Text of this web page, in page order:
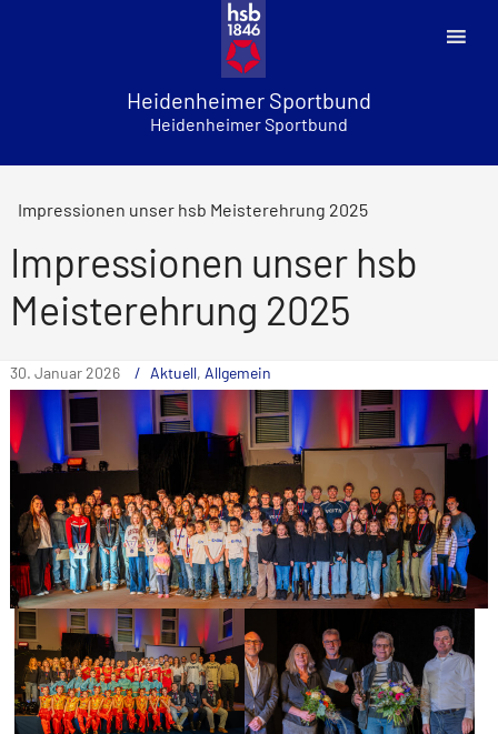
Heidenheimer Sportbund
Heidenheimer Sportbund
Impressionen unser hsb Meisterehrung 2025
Impressionen unser hsb
Meisterehrung 2025
30. Januar 2026 Aktuell, Allgemein